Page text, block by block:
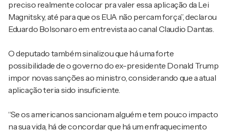
preciso realmente colocar pra valer essa aplicação da Lei
Magnitsky, até para que os EUA não percam força”, declarou
Eduardo Bolsonaro em entrevista ao canal Claudio Dantas.
O deputado também sinalizou que há uma forte
possibilidade de o governo do ex-presidente Donald Trump
impor novas sanções ao ministro, considerando que a atual
aplicação teria sido insuficiente.
“Se os americanos sancionam alguém e tem pouco impacto
na sua vida, há de concordar que há um enfraquecimento